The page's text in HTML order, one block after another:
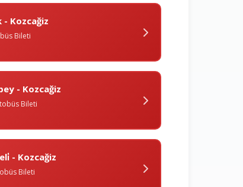
- Kozcağiz
Bileti
- Kozcağiz
Bileti
- Kozcağiz
Bileti